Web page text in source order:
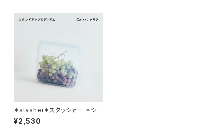
＊stasher＊スタッシャー ＊シリ
コンバック ＊スタンドアップ＊全
４色＊
¥2,530